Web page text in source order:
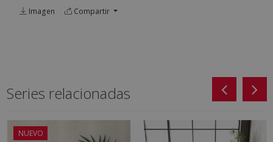
Imagen Compartir
Series relacionadas
NUEVO